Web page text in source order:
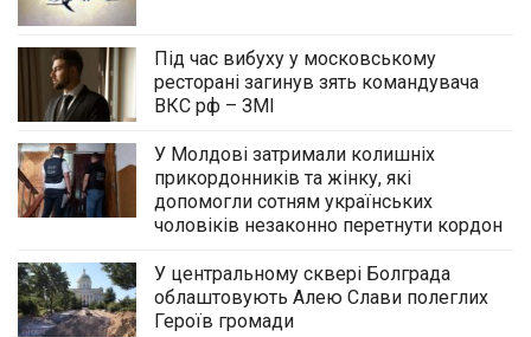
Під час вибуху у московському
ресторані загинув зять командувача
ВКС рф – ЗМІ
У Молдові затримали колишніх
прикордонників та жінку, які
допомогли сотням українських
чоловіків незаконно перетнути кордон
У центральному сквері Болграда
облаштовують Алею Слави полеглих
Героїв громади